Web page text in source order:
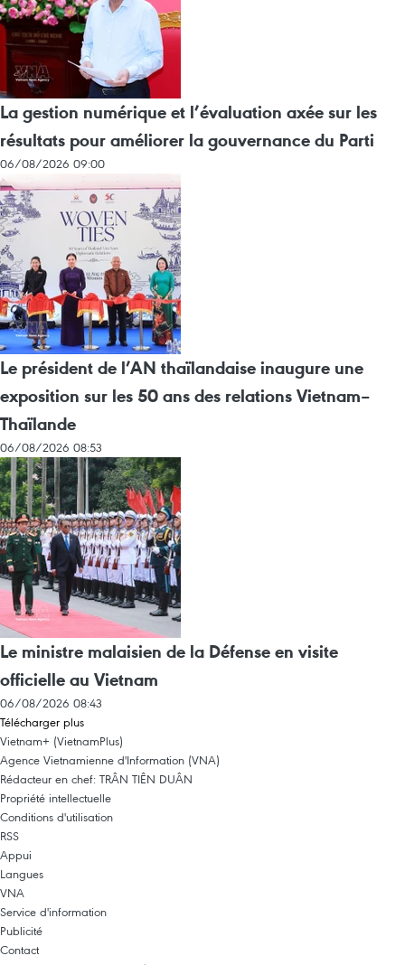
La gestion numérique et l’évaluation axée sur les
résultats pour améliorer la gouvernance du Parti
06/08/2026 09:00
Le président de l’AN thaïlandaise inaugure une
exposition sur les 50 ans des relations Vietnam–
Thaïlande
06/08/2026 08:53
Le ministre malaisien de la Défense en visite
officielle au Vietnam
06/08/2026 08:43
Télécharger plus
Vietnam+ (VietnamPlus)
Agence Vietnamienne d'Information (VNA)
Rédacteur en chef: TRÂN TIÊN DUÂN
Propriété intellectuelle
Conditions d'utilisation
RSS
Appui
Langues
VNA
Service d'information
Publicité
Contact